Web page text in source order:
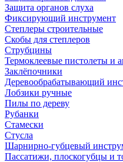
Защита органов слуха
Фиксирующий инструмент
Степлеры строительные
Скобы для степлеров
Струбцины
Термоклеевые пистолеты и
Заклёпочники
Деревообрабатывающий
Лобзики ручные
Пилы по дереву
Рубанки
Стамески
Стусла
Шарнирно-губцевый
Пассатижи, плоскогубцы и